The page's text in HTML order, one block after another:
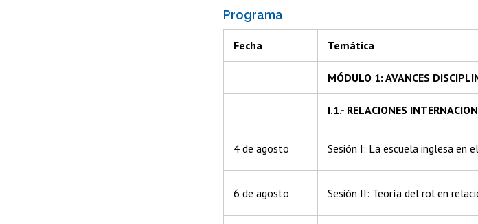
Programa
Fecha Temática
MÓDULO 1: AVANCES
I.1.- RELACIONES
4 de agosto Sesión I: La escuela inglesa en
6 de agosto Sesión II: Teoría del rol en